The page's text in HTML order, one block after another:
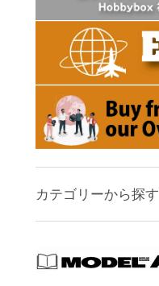
カテゴリーから探す